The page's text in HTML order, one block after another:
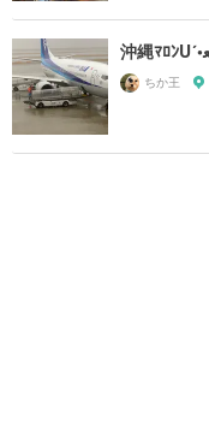
ちか王